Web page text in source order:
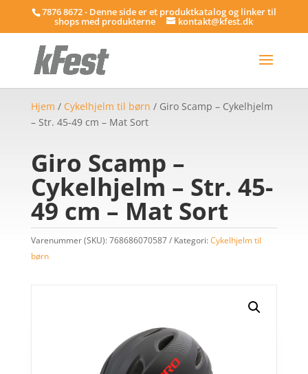
7876 8672 - Denne side er et produktkatalog og linker til
shops med produkterne kontakt@kfest.dk
Hjem / Cykelhjelm til børn / Giro Scamp – Cykelhjelm
– Str. 45-49 cm – Mat Sort
Giro Scamp –
Cykelhjelm – Str. 45-
49 cm – Mat Sort
Varenummer (SKU):768686070587 Kategori:Cykelhjelm til
børn